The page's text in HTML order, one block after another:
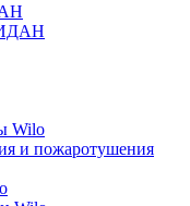
Wilo
и пожаротушения